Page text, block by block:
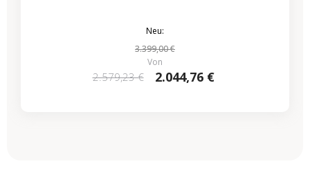
Neu:
3.399,00 €
Von
2.579,23 € 2.044,76 €